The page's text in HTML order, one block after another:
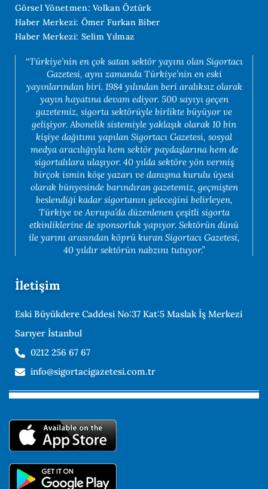
Görsel Yönetmen: Volkan Öztürk
Haber Merkezi: Ömer Furkan Biber
Haber Merkezi: Selim Yılmaz
“Türkiye’nin en çok satan sektör yayını olan Sigortacı
Gazetesi, aynı zamanda Türkiye’nin en eski
yayınlarından biri. 1984 yılından beri aralıksız olarak
yayın hayatına devam ediyor. 500 sayıyı geçen
gazetemiz, sigorta sektörüyle birlikte büyüyor ve
gelişiyor. Abonelik sistemiyle yaklaşık olarak 10 bin
kişiye dağıtımı yapılan Sigortacı Gazetesi, sosyal
medya aracılığıyla hem sektör paydaşlarına hem de
sigortalılara ulaşıyor. 40 yılda sektöre yön vermiş
birçok ismin köşe yazarı ve danışma kurulu üyesi
olarak bünyesinde barındıran gazetemiz, geçmişten
beslendiği kadar sigortanın geleceğini belirleyen,
Türkiye ve Avrupa’da düzenlenen çeşitli sigorta
etkinliklerine de sponsorluk yapıyor. Sektörün dünü
ile yarını arasından köprü kuran Sigortacı Gazetesi,
40 yıldır sektörün nabzını tutuyor.”
İletişim
Eski Büyükdere Caddesi No:37 Kat:5 Maslak İş Merkezi
Sarıyer İstanbul
0212 256 67 67
info@sigortacigazetesi.com.tr